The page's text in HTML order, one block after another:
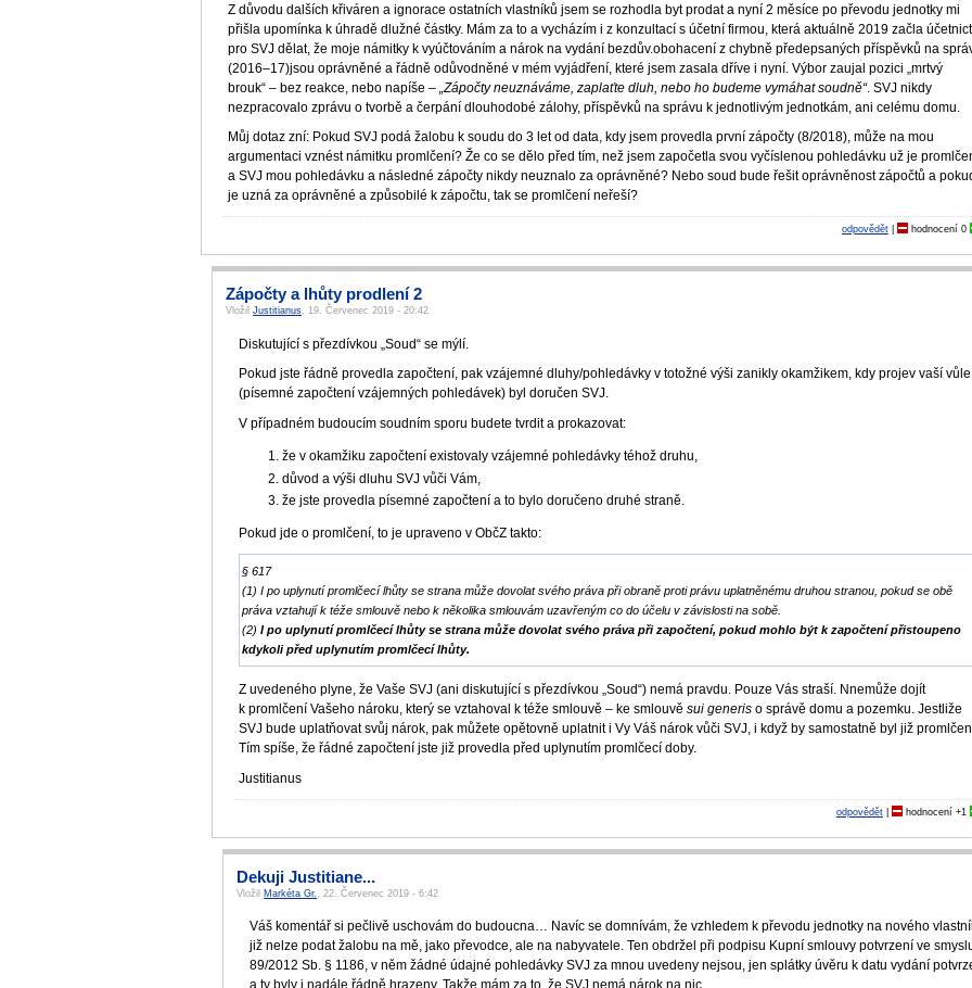
Z důvodu dalších křiváren a ignorace ostatních vlastníků jsem se rozhodla byt prodat a nyní 2 měsíce po převodu jednotky mi
přišla upomínka k úhradě dlužné částky. Mám za to a vycházím i z konzultací s účetní firmou, která aktuálně 2019 začla
pro SVJ dělat, že moje námitky k vyúčtováním a nárok na vydání bezdův.obohacení z chybně předepsaných příspěvků na
(2016–17)jsou oprávněné a řádně odůvodněné v mém vyjádření, které jsem zasala dříve i nyní. Výbor zaujal pozici „mrtvý
brouk“ – bez reakce, nebo napíše – „Zápočty neuznáváme, zaplaťte dluh, nebo ho budeme vymáhat soudně“. SVJ nikdy
nezpracovalo zprávu o tvorbě a čerpání dlouhodobé zálohy, příspěvků na správu k jednotlivým jednotkám, ani celému domu.
Můj dotaz zní: Pokud SVJ podá žalobu k soudu do 3 let od data, kdy jsem provedla první zápočty (8/2018), může na mou
argumentaci vznést námitku promlčení? Že co se dělo před tím, než jsem započetla svou vyčíslenou pohledávku už je
a SVJ mou pohledávku a následné zápočty nikdy neuznalo za oprávněné? Nebo soud bude řešit oprávněnost zápočtů a
je uzná za oprávněné a způsobilé k zápočtu, tak se promlčení neřeší?
odpovědět| hodnocení 0
Zápočty a lhůty prodlení 2
VložilJustitianus, 19. Červenec 2019 - 20:42
Diskutující s přezdívkou „Soud“ se mýlí.
Pokud jste řádně provedla započtení, pak vzájemné dluhy/pohledávky v totožné výši zanikly okamžikem, kdy projev vaší vůle
(písemné započtení vzájemných pohledávek) byl doručen SVJ.
V případném budoucím soudním sporu budete tvrdit a prokazovat:
že v okamžiku započtení existovaly vzájemné pohledávky téhož druhu,
důvod a výši dluhu SVJ vůči Vám,
že jste provedla písemné započtení a to bylo doručeno druhé straně.
Pokud jde o promlčení, to je upraveno v ObčZ takto:
§ 617
(1) I po uplynutí promlčecí lhůty se strana může dovolat svého práva při obraně proti právu uplatněnému druhou stranou, pokud se obě
práva vztahují k téže smlouvě nebo k několika smlouvám uzavřeným co do účelu v závislosti na sobě.
(2)I po uplynutí promlčecí lhůty se strana může dovolat svého práva při započtení, pokud mohlo být k započtení přistoupeno
kdykoli před uplynutím promlčecí lhůty.
Z uvedeného plyne, že Vaše SVJ (ani diskutující s přezdívkou „Soud“) nemá pravdu. Pouze Vás straší. Nnemůže dojít
k promlčení Vašeho nároku, který se vztahoval k téže smlouvě – ke smlouvěsui generis o správě domu a pozemku. Jestliže
SVJ bude uplatňovat svůj nárok, pak můžete opětovně uplatnit i Vy Váš nárok vůči SVJ, i když by samostatně byl již
Tím spíše, že řádné započtení jste již provedla před uplynutím promlčecí doby.
Justitianus
odpovědět| hodnocení +1
Dekuji Justitiane...
Vložil Markéta Gr. , 22. Červenec 2019 - 6:42
Váš komentář si pečlivě uschovám do budoucna… Navíc se domnívám, že vzhledem k převodu jednotky na nového
již nelze podat žalobu na mě, jako převodce, ale na nabyvatele. Ten obdržel při podpisu Kupní smlouvy potvrzení ve
89/2012 Sb. § 1186, v něm žádné údajné pohledávky SVJ za mnou uvedeny nejsou, jen splátky úvěru k datu vydání
a ty byly i nadále řádně hrazeny. Takže mám za to, že SVJ nemá nárok na nic.